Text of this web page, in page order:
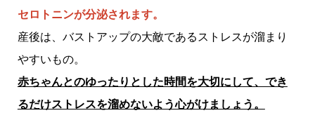
セロトニンが分泌されます。
産後は、バストアップの大敵であるストレスが溜まり
やすいもの。
赤ちゃんとのゆったりとした時間を大切にして、でき
るだけストレスを溜めないよう心がけましょう。